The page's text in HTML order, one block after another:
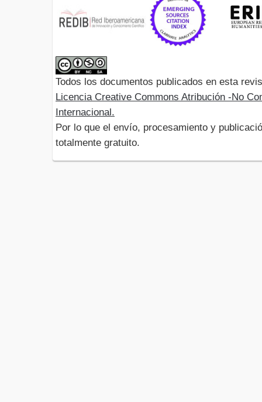
Todos los documentos publicados en esta
Licencia Creative Commons Atribución -No
Internacional.
Por lo que el envío, procesamiento y
totalmente gratuito.